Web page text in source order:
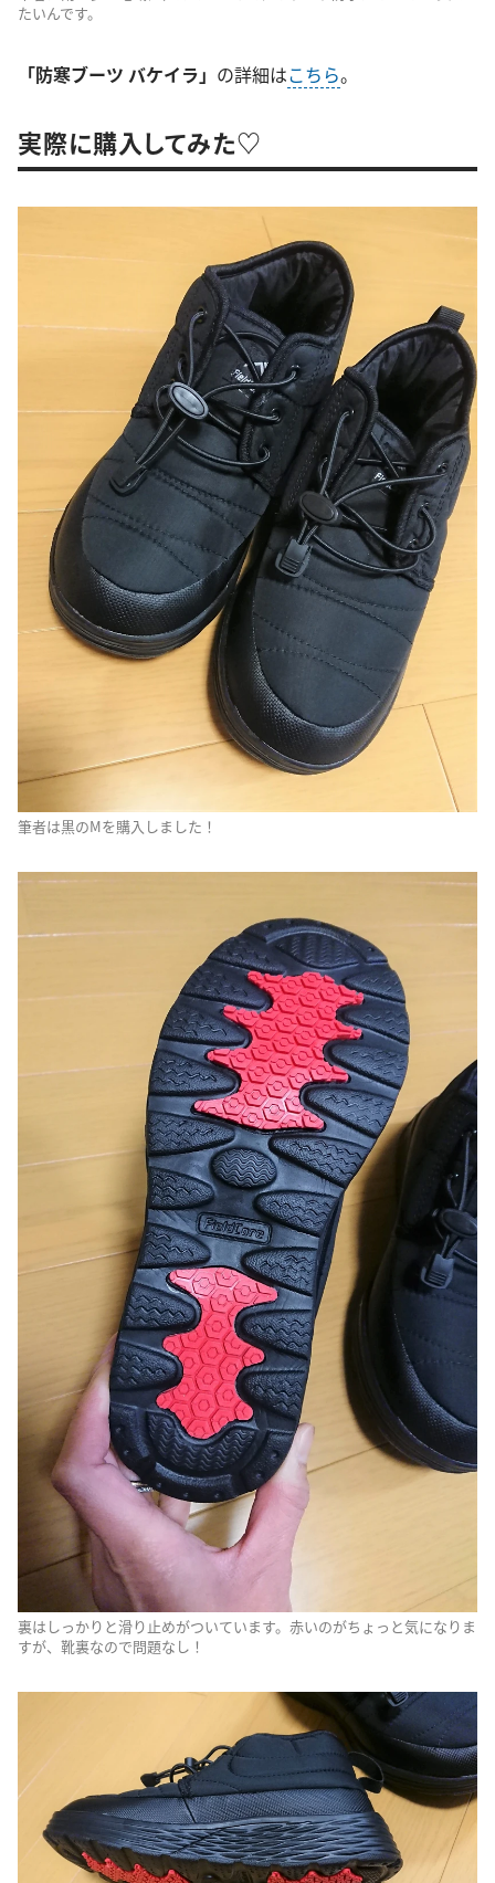
たいんです。
「防寒ブーツ バケイラ」 の詳細はこちら。
実際に購入してみた♡
筆者は黒のMを購入しました！
裏はしっかりと滑り止めがついています。赤いのがちょっと気になりま
すが、靴裏なので問題なし！